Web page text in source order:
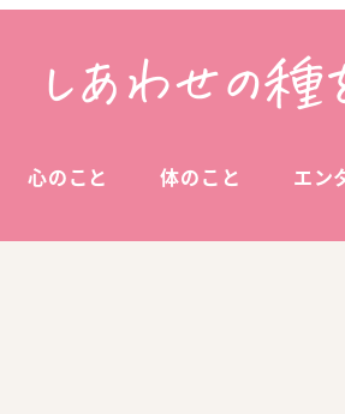
心のこと 体のこと エン